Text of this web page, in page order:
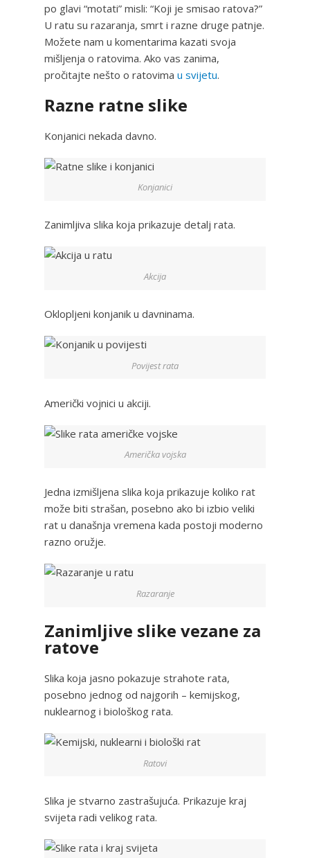
po glavi “motati” misli: “Koji je smisao ratova?”
U ratu su razaranja, smrt i razne druge patnje.
Možete nam u komentarima kazati svoja
mišljenja o ratovima. Ako vas zanima,
pročitajte nešto o ratovima u svijetu.
Razne ratne slike
Konjanici nekada davno.
Konjanici
Zanimljiva slika koja prikazuje detalj rata.
Akcija
Oklopljeni konjanik u davninama.
Povijest rata
Američki vojnici u akciji.
Američka vojska
Jedna izmišljena slika koja prikazuje koliko rat
može biti strašan, posebno ako bi izbio veliki
rat u današnja vremena kada postoji moderno
razno oružje.
Razaranje
Zanimljive slike vezane za
ratove
Slika koja jasno pokazuje strahote rata,
posebno jednog od najgorih – kemijskog,
nuklearnog i biološkog rata.
Ratovi
Slika je stvarno zastrašujuća. Prikazuje kraj
svijeta radi velikog rata.